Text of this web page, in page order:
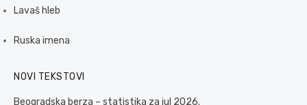
Lavaš hleb
Ruska imena
NOVI TEKSTOVI
Beogradska berza – statistika za jul 2026.